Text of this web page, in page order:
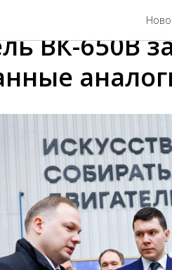
ВК-650В